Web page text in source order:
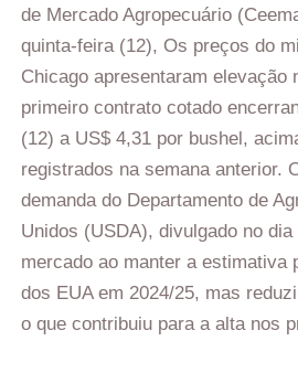
de Mercado Agropecuário
quinta-feira (12), Os preços do
Chicago apresentaram elevação
primeiro contrato cotado
(12) a US$ 4,31 por bushel,
registrados na semana anterior.
demanda do Departamento de
Unidos (USDA), divulgado no
mercado ao manter a estimativa
dos EUA em 2024/25, mas
o que contribuiu para a alta nos